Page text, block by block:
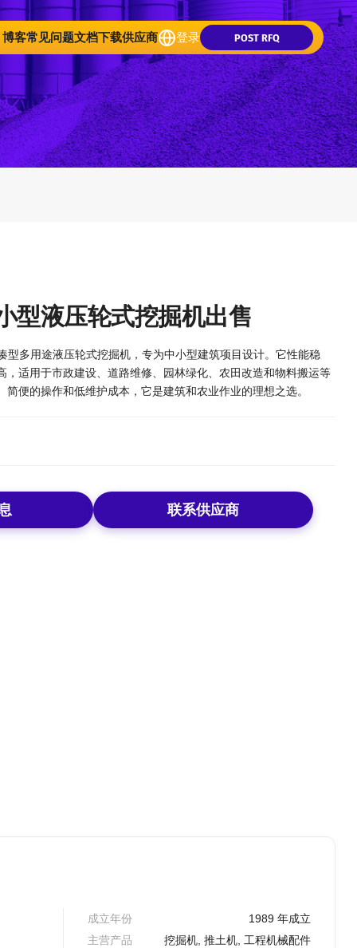
博客常见问题文档下载供应商 登录 POST RFQ
型液压轮式挖掘机出售
型多用途液压轮式挖掘机，专为中小型建筑项目设计。它性能稳
，适用于市政建设、道路维修、园林绿化、农田改造和物料搬运等
便的操作和低维护成本，它是建筑和农业作业的理想之选。
联系供应商
成立年份
1989 年成立
主营产品
挖掘机, 推土机, 工程机械配件